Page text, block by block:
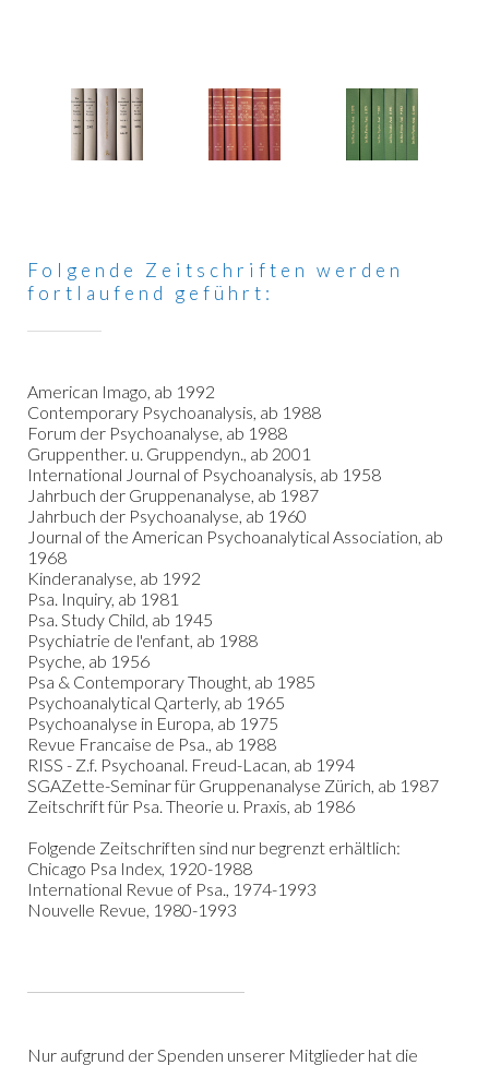
Folgende Zeitschriften werden
fortlaufend geführt:
American Imago, ab 1992
Contemporary Psychoanalysis, ab 1988
Forum der Psychoanalyse, ab 1988
Gruppenther. u. Gruppendyn., ab 2001
International Journal of Psychoanalysis, ab 1958
Jahrbuch der Gruppenanalyse, ab 1987
Jahrbuch der Psychoanalyse, ab 1960
Journal of the American Psychoanalytical Association, ab
1968
Kinderanalyse, ab 1992
Psa. Inquiry, ab 1981
Psa. Study Child, ab 1945
Psychiatrie de l'enfant, ab 1988
Psyche, ab 1956
Psa & Contemporary Thought, ab 1985
Psychoanalytical Qarterly, ab 1965
Psychoanalyse in Europa, ab 1975
Revue Francaise de Psa., ab 1988
RISS - Z.f. Psychoanal. Freud-Lacan, ab 1994
SGAZette-Seminar für Gruppenanalyse Zürich, ab 1987
Zeitschrift für Psa. Theorie u. Praxis, ab 1986
Folgende Zeitschriften sind nur begrenzt erhältlich:
Chicago Psa Index, 1920-1988
International Revue of Psa., 1974-1993
Nouvelle Revue, 1980-1993
Nur aufgrund der Spenden unserer Mitglieder hat die